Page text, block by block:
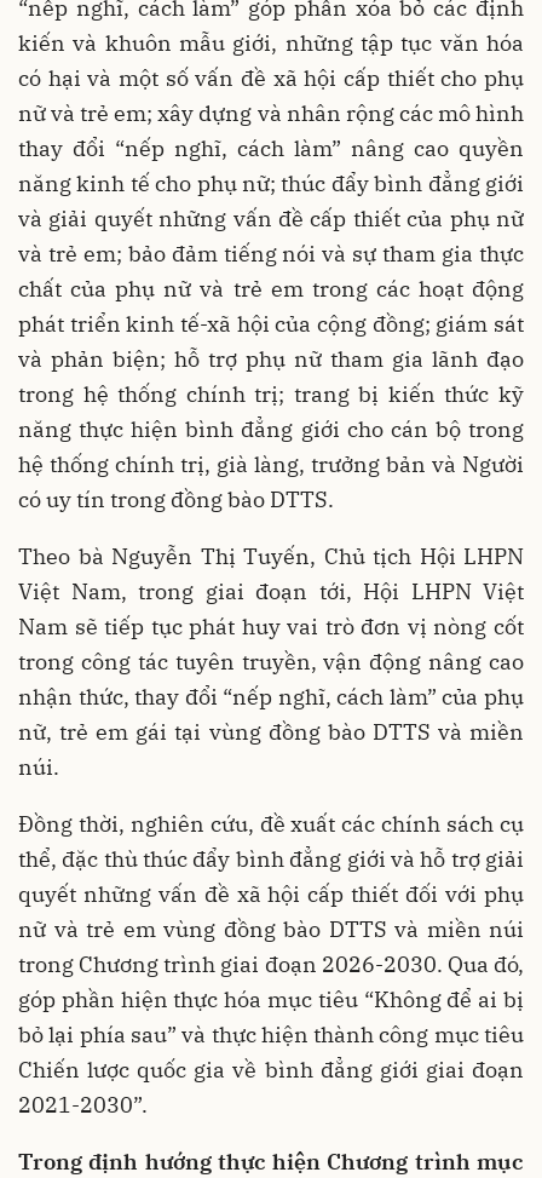
“nếp nghĩ, cách làm” góp phần xóa bỏ các định
kiến và khuôn mẫu giới, những tập tục văn hóa
có hại và một số vấn đề xã hội cấp thiết cho phụ
nữ và trẻ em; xây dựng và nhân rộng các mô hình
thay đổi “nếp nghĩ, cách làm” nâng cao quyền
năng kinh tế cho phụ nữ; thúc đẩy bình đẳng giới
và giải quyết những vấn đề cấp thiết của phụ nữ
và trẻ em; bảo đảm tiếng nói và sự tham gia thực
chất của phụ nữ và trẻ em trong các hoạt động
phát triển kinh tế-xã hội của cộng đồng; giám sát
và phản biện; hỗ trợ phụ nữ tham gia lãnh đạo
trong hệ thống chính trị; trang bị kiến thức kỹ
năng thực hiện bình đẳng giới cho cán bộ trong
hệ thống chính trị, già làng, trưởng bản và Người
có uy tín trong đồng bào DTTS.
Theo bà Nguyễn Thị Tuyến, Chủ tịch Hội LHPN
Việt Nam, trong giai đoạn tới, Hội LHPN Việt
Nam sẽ tiếp tục phát huy vai trò đơn vị nòng cốt
trong công tác tuyên truyền, vận động nâng cao
nhận thức, thay đổi “nếp nghĩ, cách làm” của phụ
nữ, trẻ em gái tại vùng đồng bào DTTS và miền
núi.
Đồng thời, nghiên cứu, đề xuất các chính sách cụ
thể, đặc thù thúc đẩy bình đẳng giới và hỗ trợ giải
quyết những vấn đề xã hội cấp thiết đối với phụ
nữ và trẻ em vùng đồng bào DTTS và miền núi
trong Chương trình giai đoạn 2026-2030. Qua đó,
góp phần hiện thực hóa mục tiêu “Không để ai bị
bỏ lại phía sau” và thực hiện thành công mục tiêu
Chiến lược quốc gia về bình đẳng giới giai đoạn
2021-2030”.
Trong định hướng thực hiện Chương trình mục